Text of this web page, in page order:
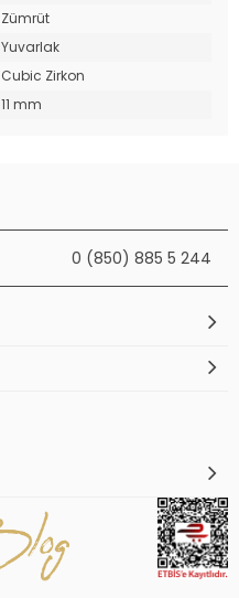
Zümrüt
Yuvarlak
Cubic Zirkon
11 mm
0 (850) 885 5 244